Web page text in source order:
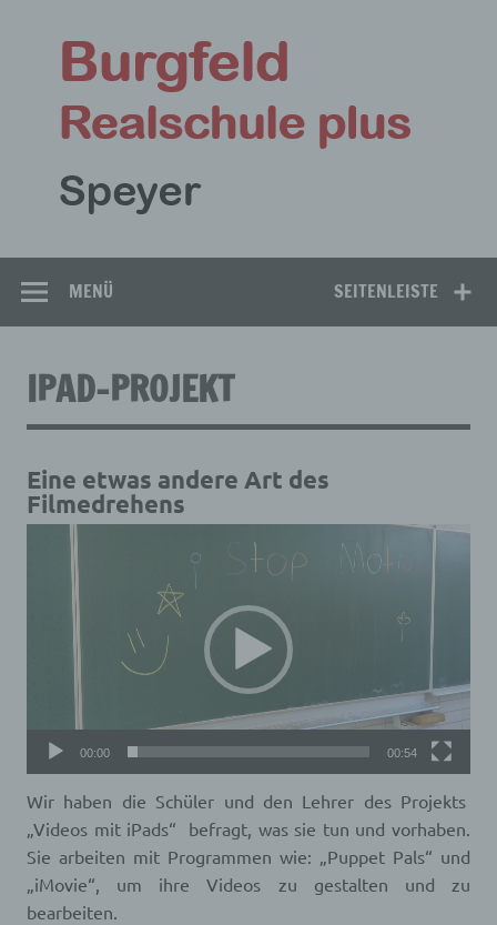
springen
SEITENLEISTE
MENÜ
IPAD-PROJEKT
Eine etwas andere Art des
Filmedrehens
Video-
Player
00:00 00:54
Wir haben die Schüler und den Lehrer des Projekts
„Videos mit iPads“ befragt, was sie tun und vorhaben.
Sie arbeiten mit Programmen wie: „Puppet Pals“ und
„iMovie“, um ihre Videos zu gestalten und zu
bearbeiten.